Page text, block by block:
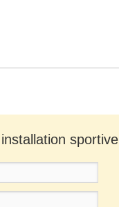
sportive